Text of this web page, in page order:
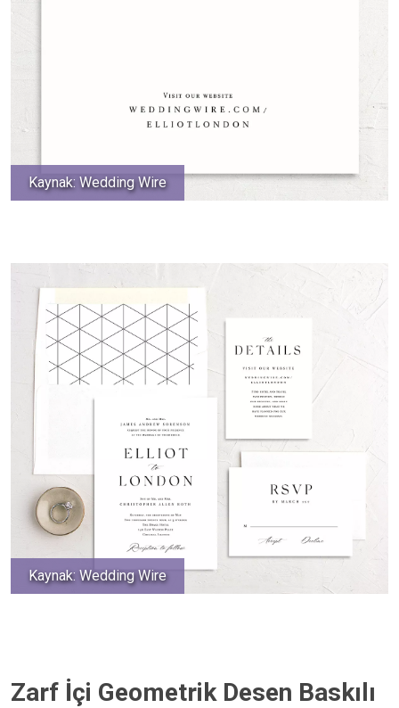
Kaynak: Wedding Wire
Kaynak: Wedding Wire
Zarf İçi Geometrik Desen Baskılı